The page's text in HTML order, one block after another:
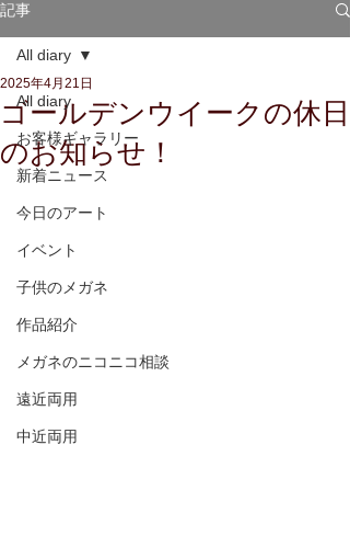
記事
All diary
お客様ギャラリー
新着ニュース
今日のアート
イベント
子供のメガネ
作品紹介
メガネのニコニコ相談
遠近両用
中近両用
All diary
ゴールデンウイークの休日
のお知らせ！
2025年4月21日